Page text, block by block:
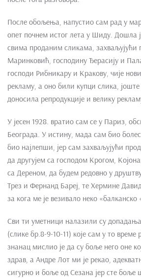
После обољења, напустио сам рад у
опет почнем истог лета у Шиду. Дошла
свима проданим сликама, захваљујући
Маринковић, господину Ђерасију и
господи Рибникару и Кракову, чије
рекламу, а оно били купци слика, јоште
доносила репродукције и велику
У јесен 1928. вратио сам се у Париз,
Београда. У истину, мада сам био
био најлепши, јер сам захваљујући
да другујем са господом Крогом,
са Дереном, да будем редовно у
Трез и Фернанд Бареј, те Хермине
за кога ме је везивало неко «балканско
Сви ти уметници налазили су
(слике бр.8-9-10-11) које сам у то време
знанац мислио је да су боље него оне
здрав, а Андре Лот ми је рекао,
сигурно и боље од Сезана јер сте